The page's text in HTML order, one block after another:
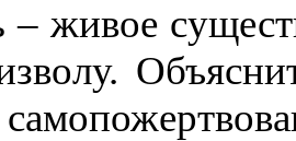
живое